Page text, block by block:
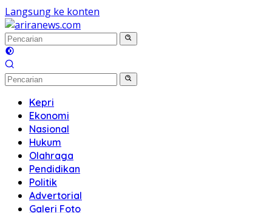
Langsung ke konten
Kepri
Ekonomi
Nasional
Hukum
Olahraga
Pendidikan
Politik
Advertorial
Galeri Foto